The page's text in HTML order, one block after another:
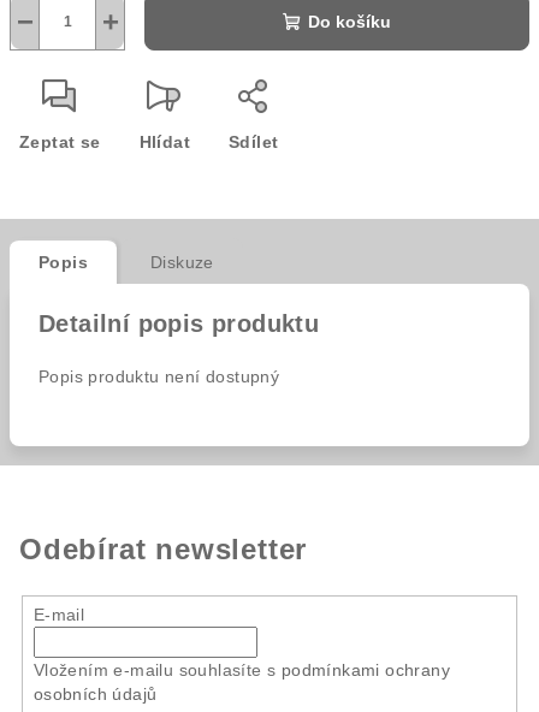
+
− Do košíku
Zeptat se Hlídat Sdílet
Popis Diskuze
Detailní popis produktu
Popis produktu není dostupný
Odebírat newsletter
E-mail
Vložením e-mailu souhlasíte s podmínkami ochrany
osobních údajů